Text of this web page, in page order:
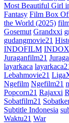
Most Beautiful Girl
Fantasy Film Box
the World (2025)
Gosemut Grandxxi
gudangmovie21
INDOFILM
Juraganfilm21
layarkaca
Lebahmovie21
Ngefilm Ngefilm21
Popcorn21 Rajaxxi
Sobatfilm21
Subtitle Indonesia
Waktu21 War